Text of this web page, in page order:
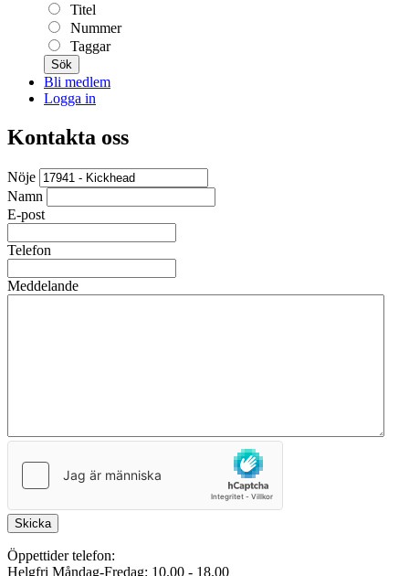
Titel
Nummer
Taggar
Sök
Bli medlem
Logga in
Kontakta oss
Nöje
Namn
E-post
Telefon
Meddelande
Skicka
Öppettider telefon:
Helgfri Måndag-Fredag: 10.00 - 18.00